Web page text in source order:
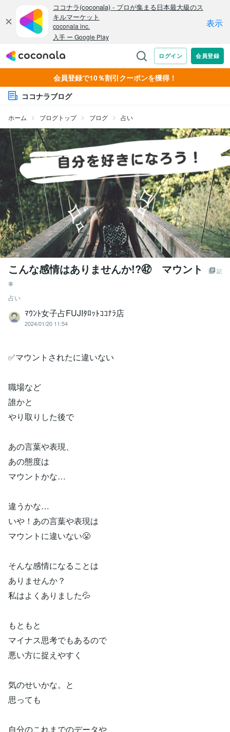
会員登録で10％割引クーポンを獲得！
ココナラブログ
ホーム ブログトップ ブログ 占い
こんな感情はありませんか!?㊷ マウント
記
事
占い
ﾏｳﾝﾄ女子占FUJIﾀﾛｯﾄｺｺﾅﾗ店
2024/01/20 11:54
✅マウントされたに違いない
職場など
誰かと
やり取りした後で
あの言葉や表現、
あの態度は
マウントかな…
違うかな…
いや！あの言葉や表現は
マウントに違いない😤
そんな感情になることは
ありませんか？
私はよくありました💦
もともと
マイナス思考でもあるので
悪い方に捉えやすく
気のせいかな。と
思っても
自分のこれまでのデータや